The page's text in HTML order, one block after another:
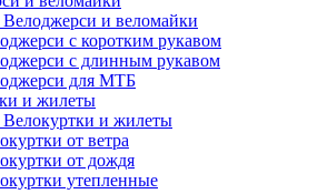
и веломайки
с коротким рукавом
с длинным рукавом
для МТБ
и жилеты
Велокуртки и жилеты
от ветра
от дождя
утепленные